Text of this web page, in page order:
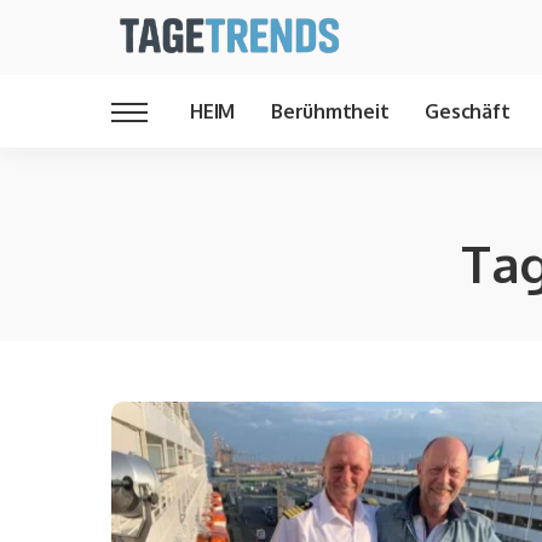
HEIM Berühmtheit Geschäft